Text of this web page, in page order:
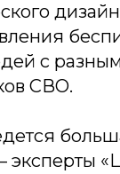
с
СВО.
эксперты